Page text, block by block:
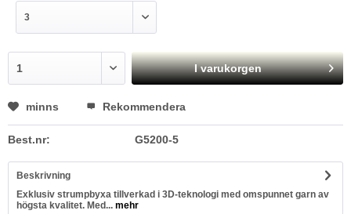
I varukorgen
minns Rekommendera
Best.nr: G5200-5
Beskrivning
Exklusiv strumpbyxa tillverkad i 3D-teknologi med omspunnet garn av
högsta kvalitet. Med... mehr